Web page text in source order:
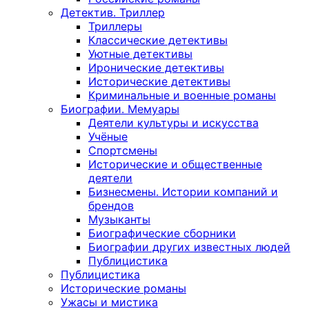
Детектив. Триллер
Триллеры
Классические детективы
Уютные детективы
Иронические детективы
Исторические детективы
Криминальные и военные романы
Биографии. Мемуары
Деятели культуры и искусства
Учёные
Спортсмены
Исторические и общественные
деятели
Бизнесмены. Истории компаний и
брендов
Музыканты
Биографические сборники
Биографии других известных людей
Публицистика
Публицистика
Исторические романы
Ужасы и мистика